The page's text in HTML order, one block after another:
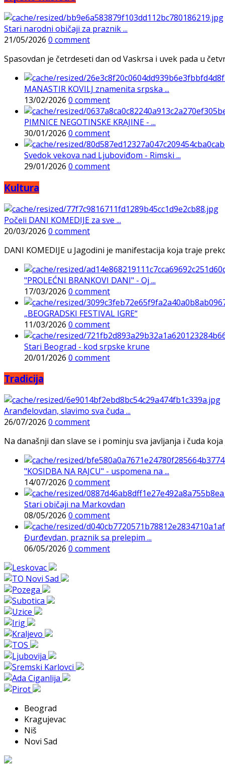
Stari narodni običaji za praznik ...
21/05/2026 0 comment
Spasovdan je četrdeseti dan od Vaskrsa i uvek pada u
MANASTIR KOVILJ znamenita srpska ...
13/02/2026 0 comment
PIMNICE NEGOTINSKE KRAJINE - ...
30/01/2026 0 comment
Svedok vekova nad Ljuboviđom - Rimski ...
29/01/2026 0 comment
Kultura
Počeli DANI KOMEDIJE za sve ...
20/03/2026 0 comment
DANI KOMEDIJE u Jagodini je manifestacija koja traje
"PROLEĆNI BRANKOVI DANI" - Oj ...
17/03/2026 0 comment
„BEOGRADSKI FESTIVAL IGRE“
11/03/2026 0 comment
Stari Beograd - kod srpske krune
20/01/2026 0 comment
Tradicija
Aranđelovdan, slavimo sva čuda ...
26/07/2026 0 comment
Na današnji dan slave se i pominju sva javljanja i čuda
"KOSIDBA NA RAJCU" - uspomena na ...
14/07/2026 0 comment
Stari običaji na Markovdan
08/05/2026 0 comment
Đurđevdan, praznik sa prelepim ...
06/05/2026 0 comment
Beograd
Kragujevac
Niš
Novi Sad